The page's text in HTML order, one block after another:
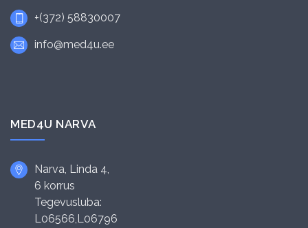
+(372) 58830007
info@med4u.ee
MED4U NARVA
Narva, Linda 4,
6 korrus
Tegevusluba:
L06566,L06796